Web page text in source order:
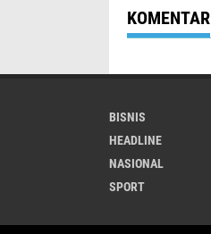
KOMENTAR
BISNIS
HEADLINE
NASIONAL
SPORT